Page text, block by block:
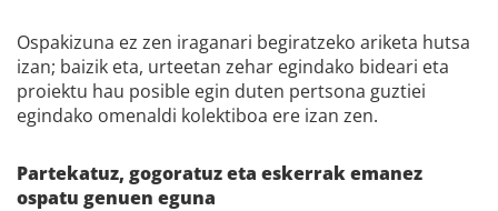
Ospakizuna ez zen iraganari begiratzeko ariketa hutsa
izan; baizik eta, urteetan zehar egindako bideari eta
proiektu hau posible egin duten pertsona guztiei
egindako omenaldi kolektiboa ere izan zen.
Partekatuz, gogoratuz eta eskerrak emanez
ospatu genuen eguna